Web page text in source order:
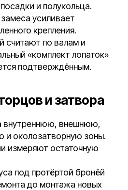
и полукольца.
усиливает
крепления.
считают по валам и
«комплект лопаток»
подтверждённым.
и затвора
внутреннюю, внешнюю,
и околозатворную зоны.
измеряют остаточную
под протёртой бронёй
до монтажа новых